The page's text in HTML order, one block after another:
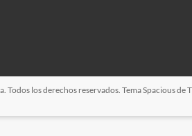
. Todos los derechos reservados. TemaSpaciousde